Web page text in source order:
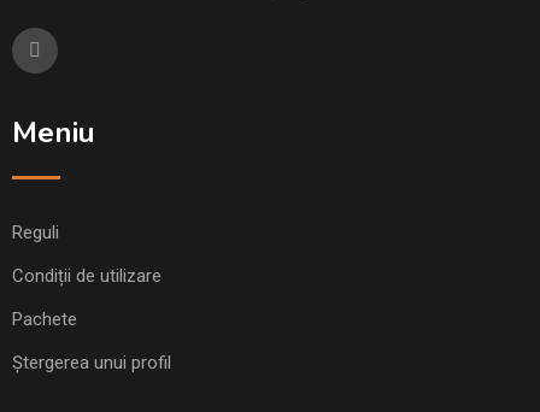
Meniu
Reguli
Condiții de utilizare
Pachete
Ștergerea unui profil